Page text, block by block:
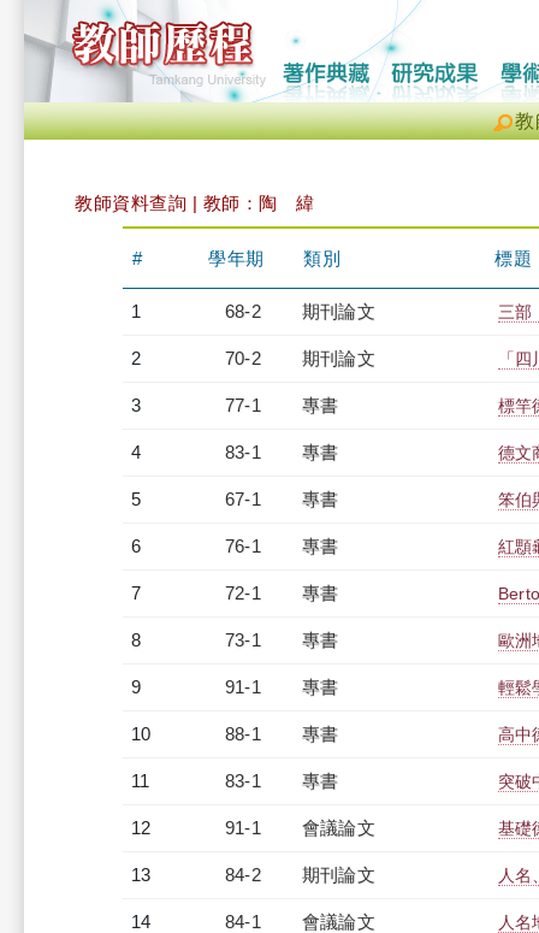
教
教師資料查詢 | 教師：陶 緯
# 學年期 類別 標題
1 68-2 期刊論文 三部
2 70-2 期刊論文 「
3 77-1 專書 標竿
4 83-1 專書 德文
5 67-1 專書 笨伯
6 76-1 專書 紅顋
7 72-1 專書
8 73-1 專書 歐洲
9 91-1 專書 輕鬆
10 88-1 專書 高中
11 83-1 專書 突破
12 91-1 會議論文 基礎
13 84-2 期刊論文 人名
14 84-1 會議論文 人名